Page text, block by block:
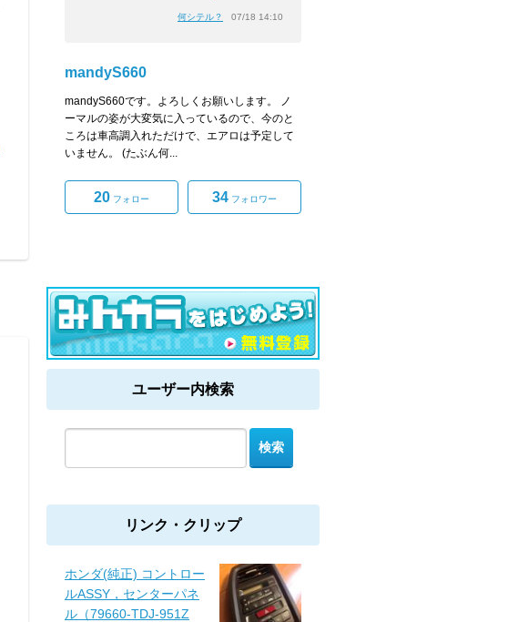
何シテル？ 07/18 14:10
mandyS660
mandyS660です。よろしくお願いします。 ノ
ーマルの姿が大変気に入っているので、今のと
ころは車高調入れただけで、エアロは予定して
いません。 (たぶん何...
20 フォロー 34 フォロワー
ユーザー内検索
リンク・クリップ
ホンダ(純正) コントロー
ルASSY，センターパネ
ル（79660-TDJ-951Z